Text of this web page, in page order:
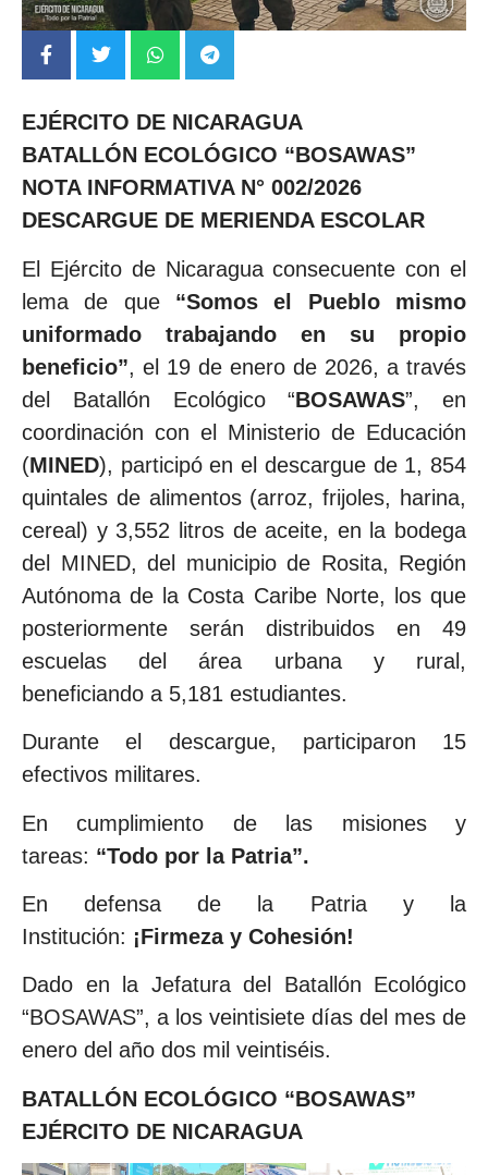
EJÉRCITO DE NICARAGUA
BATALLÓN ECOLÓGICO “BOSAWAS”
NOTA INFORMATIVA N° 002/2026
DESCARGUE DE MERIENDA ESCOLAR
El Ejército de Nicaragua consecuente con el
lema de que “Somos el Pueblo mismo
uniformado trabajando en su propio
beneficio”, el 19 de enero de 2026, a través
del Batallón Ecológico “BOSAWAS”, en
coordinación con el Ministerio de Educación
(MINED), participó en el descargue de 1, 854
quintales de alimentos (arroz, frijoles, harina,
cereal) y 3,552 litros de aceite, en la bodega
del MINED, del municipio de Rosita, Región
Autónoma de la Costa Caribe Norte, los que
posteriormente serán distribuidos en 49
escuelas del área urbana y rural,
beneficiando a 5,181 estudiantes.
Durante el descargue, participaron 15
efectivos militares.
En cumplimiento de las misiones y
tareas: “Todo por la Patria”.
En defensa de la Patria y la
Institución: ¡Firmeza y Cohesión!
Dado en la Jefatura del Batallón Ecológico
“BOSAWAS”, a los veintisiete días del mes de
enero del año dos mil veintiséis.
BATALLÓN ECOLÓGICO “BOSAWAS”
EJÉRCITO DE NICARAGUA